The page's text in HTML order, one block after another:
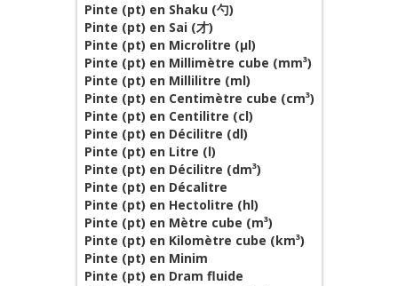
Pinte (pt) en Shaku (勺)
Pinte (pt) en Sai (才)
Pinte (pt) en Microlitre (µl)
Pinte (pt) en Millimètre cube (mm³)
Pinte (pt) en Millilitre (ml)
Pinte (pt) en Centimètre cube (cm³)
Pinte (pt) en Centilitre (cl)
Pinte (pt) en Décilitre (dl)
Pinte (pt) en Litre (l)
Pinte (pt) en Décilitre (dm³)
Pinte (pt) en Décalitre
Pinte (pt) en Hectolitre (hl)
Pinte (pt) en Mètre cube (m³)
Pinte (pt) en Kilomètre cube (km³)
Pinte (pt) en Minim
Pinte (pt) en Dram fluide